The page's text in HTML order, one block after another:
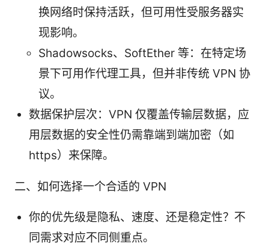
换网络时保持活跃，但可用性受服务器实
现影响。
Shadowsocks、SoftEther 等：在特定场
景下可用作代理工具，但并非传统 VPN 协
议。
数据保护层次：VPN 仅覆盖传输层数据，应
用层数据的安全性仍需靠端到端加密（如
https）来保障。
二、如何选择一个合适的 VPN
你的优先级是隐私、速度、还是稳定性？不
同需求对应不同侧重点。